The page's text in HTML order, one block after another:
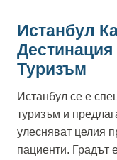
Истанбул
Туризъм
Истанбул се е
туризъм и
улесняват целия
пациенти. Градът